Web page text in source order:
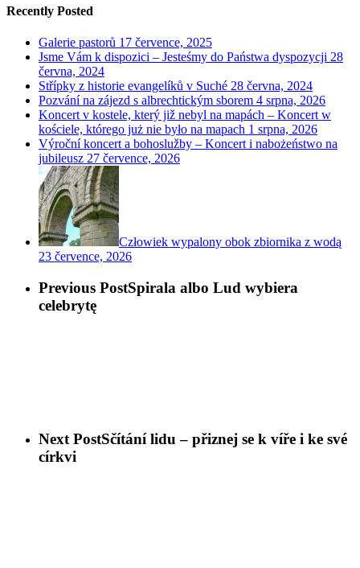
Recently Posted
Galerie pastorů 17 července, 2025
Jsme Vám k dispozici – Jesteśmy do Państwa dyspozycji 28
června, 2024
Střípky z historie evangelíků v Suché 28 června, 2024
Pozvání na zájezd s albrechtickým sborem 4 srpna, 2026
Koncert v kostele, který již nebyl na mapách – Koncert w
kościele, którego już nie było na mapach 1 srpna, 2026
Výroční koncert a bohoslužby – Koncert i nabożeństwo na
jubileusz 27 července, 2026
Człowiek wypalony obok zbiornika z wodą
23 července, 2026
Previous PostSpirala albo Lud wybiera
celebrytę
Next PostSčítání lidu – přiznej se k víře i ke své
církvi